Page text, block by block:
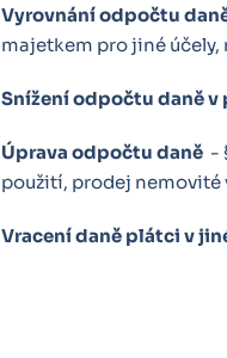
Vyrovnání odpočtu
majetkem pro jiné účely,
Snížení odpočtu daně
Úprava odpočtu daně -
použití, prodej nemovité
Vracení daně plátci v